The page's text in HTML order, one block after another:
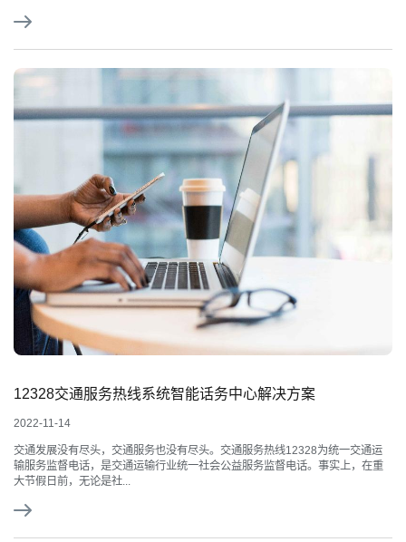
12328交通服务热线系统智能话务中心解决方案
2022-11-14
交通发展没有尽头，交通服务也没有尽头。交通服务热线12328为统一交通运
输服务监督电话，是交通运输行业统一社会公益服务监督电话。事实上，在重
大节假日前，无论是社...